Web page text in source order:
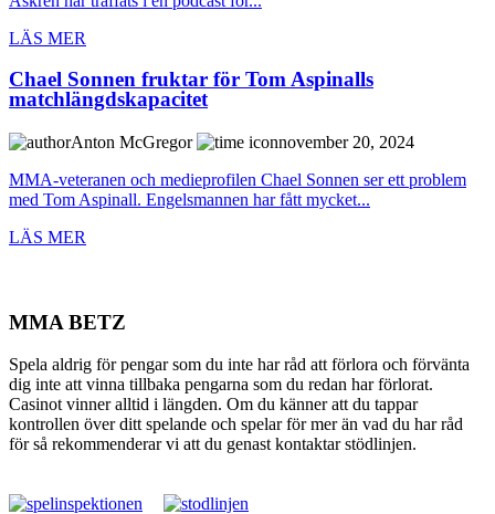
LÄS MER
Chael Sonnen fruktar för Tom Aspinalls
matchlängdskapacitet
Anton McGregor
november 20, 2024
MMA-veteranen och medieprofilen Chael Sonnen ser ett problem
med Tom Aspinall. Engelsmannen har fått mycket...
LÄS MER
MMA BETZ
Spela aldrig för pengar som du inte har råd att förlora och förvänta
dig inte att vinna tillbaka pengarna som du redan har förlorat.
Casinot vinner alltid i längden. Om du känner att du tappar
kontrollen över ditt spelande och spelar för mer än vad du har råd
för så rekommenderar vi att du genast kontaktar stödlinjen.